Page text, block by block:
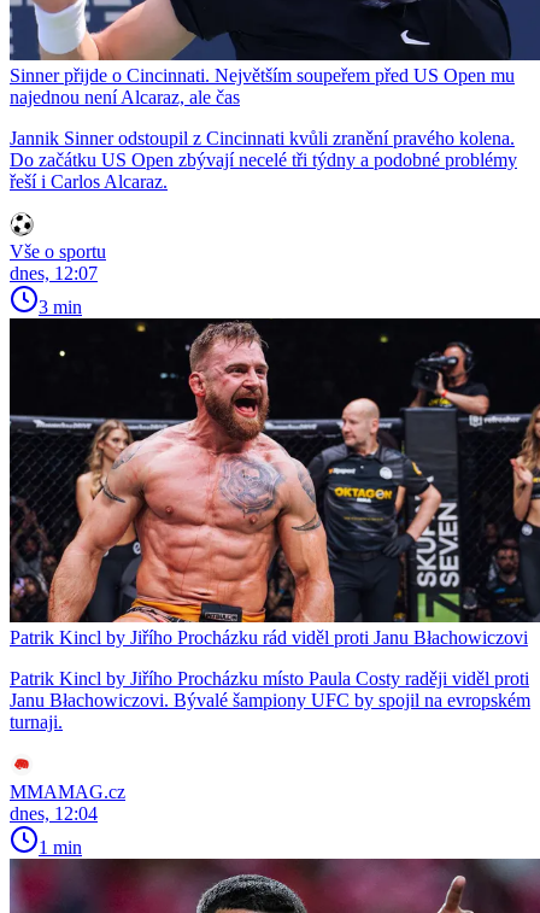
Sinner přijde o Cincinnati. Největším soupeřem před US Open mu
najednou není Alcaraz, ale čas
Jannik Sinner odstoupil z Cincinnati kvůli zranění pravého kolena.
Do začátku US Open zbývají necelé tři týdny a podobné problémy
řeší i Carlos Alcaraz.
Vše o sportu
dnes, 12:07
3 min
Patrik Kincl by Jiřího Procházku rád viděl proti Janu Błachowiczovi
Patrik Kincl by Jiřího Procházku místo Paula Costy raději viděl proti
Janu Błachowiczovi. Bývalé šampiony UFC by spojil na evropském
turnaji.
MMAMAG.cz
dnes, 12:04
1 min